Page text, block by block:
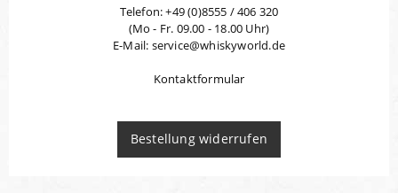
Telefon: +49 (0)8555 / 406 320
(Mo - Fr. 09.00 - 18.00 Uhr)
E-Mail: service@whiskyworld.de
Kontaktformular
Bestellung widerrufen